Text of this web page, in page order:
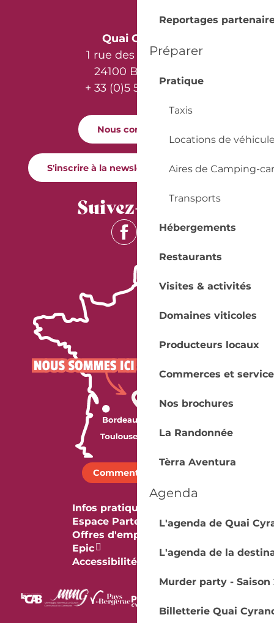
Reportages
Préparer
Pratique
Taxis
Locations de
Aires de Camping-car
Transports
Hébergements
Restaurants
Visites & activités
Domaines viticoles
Producteurs locaux
Commerces et
Nos brochures
La Randonnée
Tèrra Aventura
Agenda
L'agenda de Quai
L'agenda de la
Murder party - Saison
Billetterie Quai
Quai Cyrano
1 rue des Récollets
24100 Bergerac
+ 33 (0)5 53 57 03 11
Nous contacter
S'inscrire à la newsletter Quai Cyrano
Suivez-nous !
Comment venir ?
Infos pratiques
Espace Partenaires
Offres d'emploi & stage
Epic
Accessibilité